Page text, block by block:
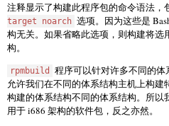
注释显示了构建此程序包的命令语法，
target noarch 选项。因为这些是
构无关。如果省略此选项，则构建将选
构。
rpmbuild 程序可以针对许多不同的体
允许我们在不同的体系结构主机上构
构建的体系结构不同的体系结构。所以
用于 i686 架构的软件包，反之亦然。